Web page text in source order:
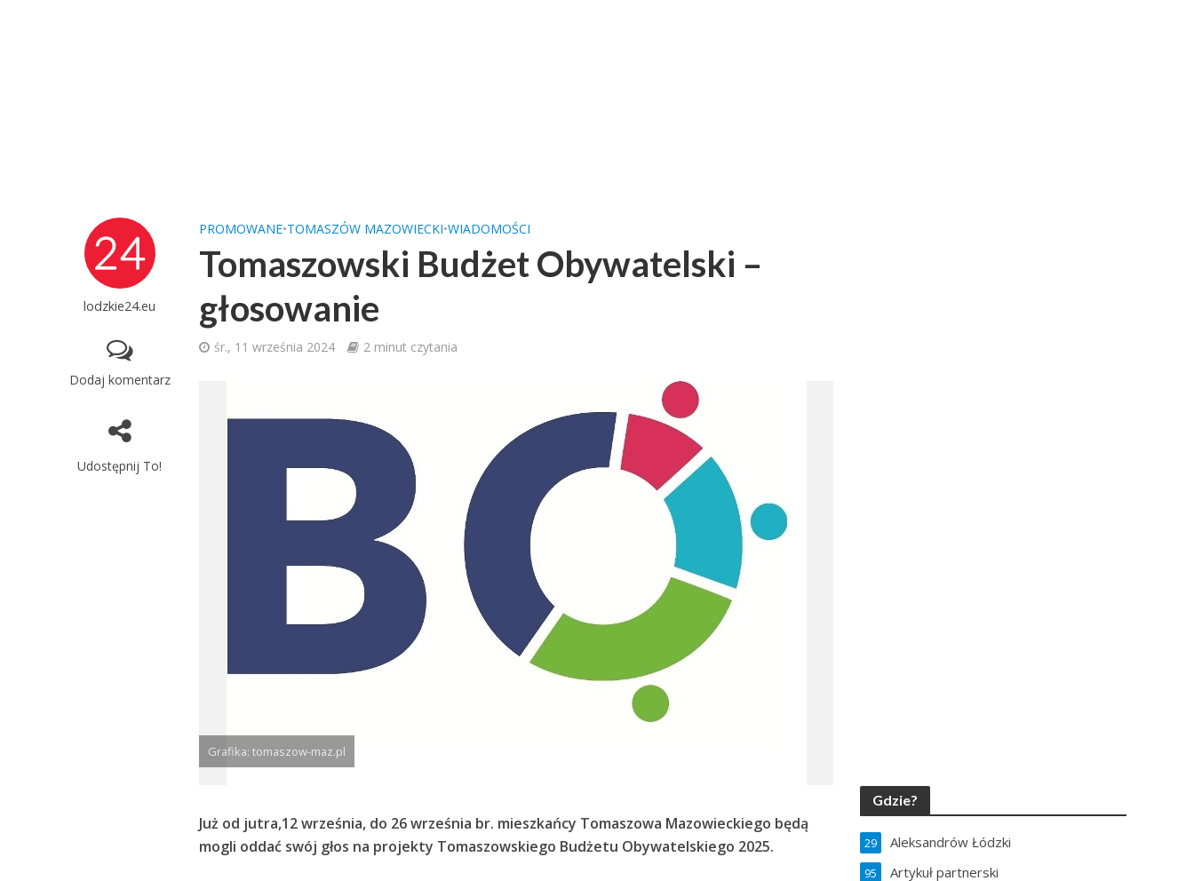
lodzkie24.eu
Dodaj komentarz
Udostępnij To!
PROMOWANE•TOMASZÓW MAZOWIECKI•WIADOMOŚCI
Tomaszowski Budżet Obywatelski –
głosowanie
śr., 11 września 2024 2 minut czytania
Grafika: tomaszow-maz.pl
Już od jutra,12 września, do 26 września br. mieszkańcy Tomaszowa Mazowieckiego będą
mogli oddać swój głos na projekty Tomaszowskiego Budżetu Obywatelskiego 2025.
Gdzie?
Aleksandrów Łódzki
29
Artykuł partnerski
95